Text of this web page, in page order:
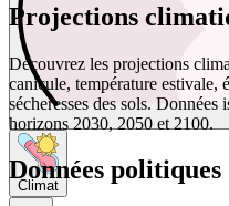
Climat
Projections
Découvrez les projections
canicule, température estivale,
sécheresses des sols.
horizons 2030, 2050 et 2100.
Données politiques